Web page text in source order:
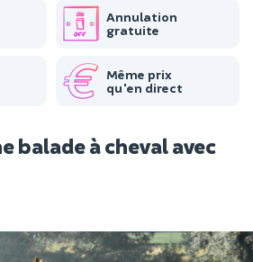
Annulation
gratuite
Même prix
qu'en direct
balade à cheval avec